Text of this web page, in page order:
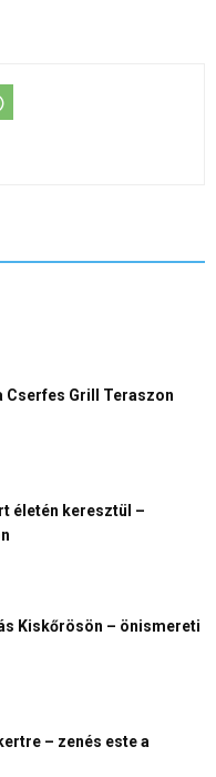
Cserfes Grill Teraszon
életén keresztül –
Kiskőrösön – önismereti
– zenés este a